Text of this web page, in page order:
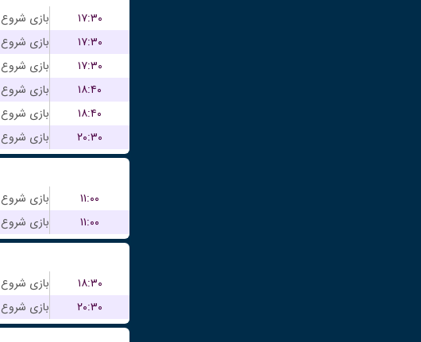
۱۷:۳۰
۱۷:۳۰
۱۷:۳۰
۱۸:۴۰
۱۸:۴۰
۲۰:۳۰
۱۱:۰۰
۱۱:۰۰
۱۸:۳۰
۲۰:۳۰